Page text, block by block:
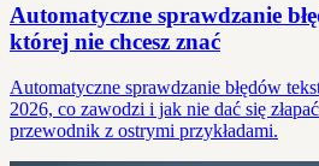
Automatyczne sprawdzanie
której nie chcesz znać
Automatyczne sprawdzanie błędów
2026, co zawodzi i jak nie dać się
przewodnik z ostrymi przykładami.